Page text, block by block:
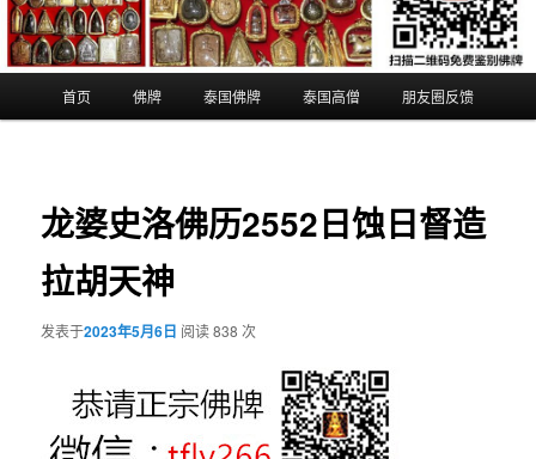
首页 佛牌 泰国佛牌 泰国高僧 朋友圈反馈
龙婆史洛佛历2552日蚀日督造
拉胡天神
发表于2023年5月6日 阅读 838 次